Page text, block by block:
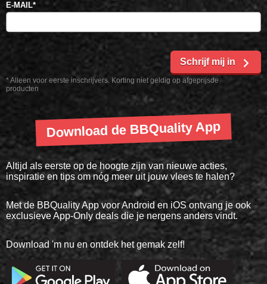
* Alleen voor eerste inschrijvers. Korting niet geldig op afgeprijsde
producten
E-MAIL*
Schrijf mij in
Download de BBQuality App
Altijd als eerste op de hoogte zijn van nieuwe acties,
inspiratie en tips om nóg meer uit jouw vlees te halen?
Met de BBQuality App voor Android en iOS ontvang je ook
exclusieve App-Only deals die je nergens anders vindt.
Download 'm nu en ontdek het gemak zelf!